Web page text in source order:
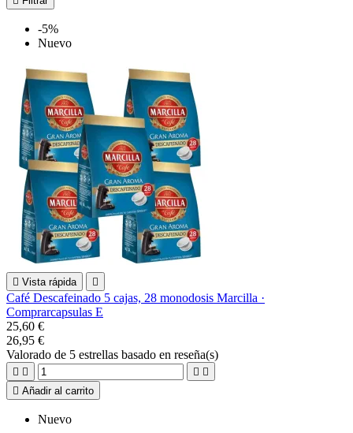
-5%
Nuevo
 Vista rápida 
Café Descafeinado 5 cajas, 28 monodosis Marcilla ·
Comprarcapsulas E
25,60 €
26,95 €
Valorado de 5 estrellas basado en reseña(s)
   
 Añadir al carrito
Nuevo